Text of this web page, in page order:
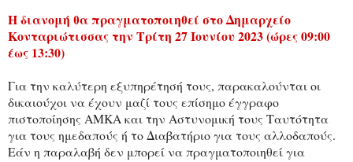
Η διανομή θα πραγματοποιηθεί στο Δημαρχείο
Κονταριώτισσας την Τρίτη 27 Ιουνίου 2023 (ώρες 09:00
έως 13:30)
Για την καλύτερη εξυπηρέτησή τους, παρακαλούνται οι
δικαιούχοι να έχουν μαζί τους επίσημο έγγραφο
πιστοποίησης ΑΜΚΑ και την Αστυνομική τους Ταυτότητα
για τους ημεδαπούς ή το Διαβατήριο για τους αλλοδαπούς.
Εάν η παραλαβή δεν μπορεί να πραγματοποιηθεί για